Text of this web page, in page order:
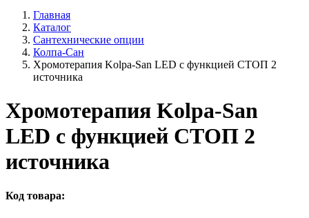
Главная
Каталог
Сантехнические опции
Колпа-Сан
Хромотерапия Kolpa-San LED с функцией СТОП 2
источника
Хромотерапия Kolpa-San
LED с функцией СТОП 2
источника
Код товара: